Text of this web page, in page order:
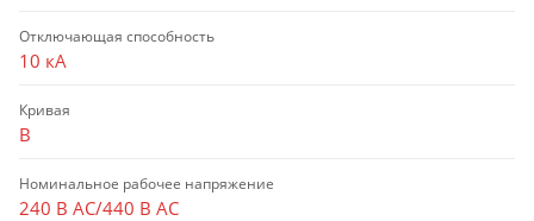
Отключающая способность
10 кА
Кривая
B
Номинальное рабочее напряжение
240 В AC/440 В AC